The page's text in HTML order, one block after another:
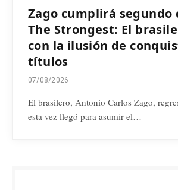
Zago cumplirá segundo
The Strongest: El
con la ilusión de
títulos
07/08/2026
El brasilero, Antonio Carlos Zago,
esta vez llegó para asumir el…